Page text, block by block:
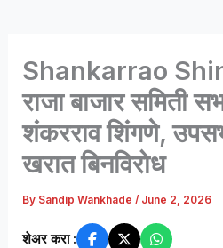
Shankarrao
राजा बाजार समिती
शंकरराव शिंगणे,
खरात बिनविरोध
By Sandip Wankhade/ June 2, 2026
शेअर करा :